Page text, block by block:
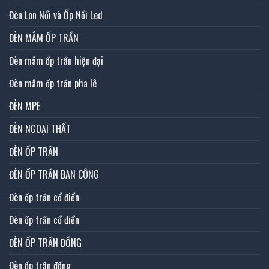
Đèn Lon Nổi và Ốp Nổi Led
ĐÈN MÂM ỐP TRẦN
Đèn mâm ốp trần hiện đại
Đèn mâm ốp trần pha lê
ĐÈN MPE
ĐÈN NGOẠI THẤT
ĐÈN ỐP TRẦN
ĐÈN ỐP TRẦN BAN CÔNG
Đèn ốp trần cổ điển
Đèn ốp trần cổ điển
ĐÈN ỐP TRẦN ĐỒNG
Đèn ốp trần đồng